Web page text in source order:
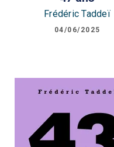
Frédéric Taddeï
04/06/2025